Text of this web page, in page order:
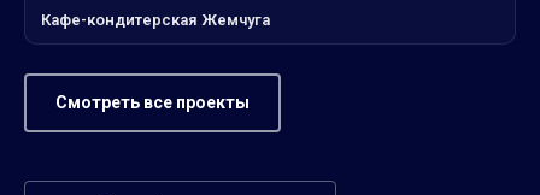
Кафе-кондитерская Жемчуга
Смотреть все проекты